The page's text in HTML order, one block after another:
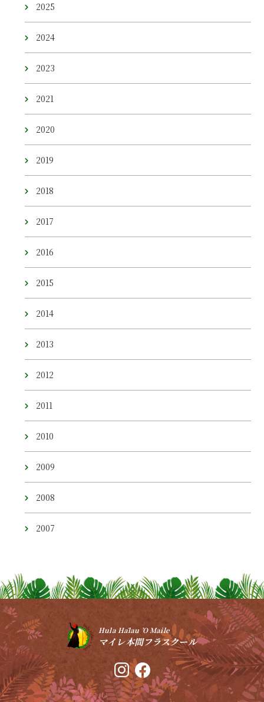
2025
2024
2023
2021
2020
2019
2018
2017
2016
2015
2014
2013
2012
2011
2010
2009
2008
2007
Hula Hālau ’O Maile
マイレ本間フラスクール